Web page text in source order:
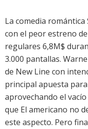
La comedia romántica
con el peor estreno
regulares 6,8M$
3.000 pantallas.
de New Line con
principal apuesta
aprovechando el
que El americano no
este aspecto. Pero